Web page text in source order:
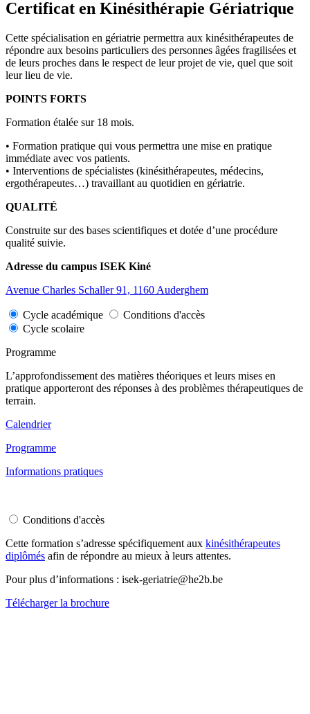
Certificat en Kinésithérapie Gériatrique
Cette spécialisation en gériatrie permettra aux kinésithérapeutes de
répondre aux besoins particuliers des personnes âgées fragilisées et
de leurs proches dans le respect de leur projet de vie, quel que soit
leur lieu de vie.
POINTS FORTS
Formation étalée sur 18 mois.
• Formation pratique qui vous permettra une mise en pratique
immédiate avec vos patients.
• Interventions de spécialistes (kinésithérapeutes, médecins,
ergothérapeutes…) travaillant au quotidien en gériatrie.
QUALITÉ
Construite sur des bases scientifiques et dotée d’une procédure
qualité suivie.
Adresse du campus ISEK Kiné
Avenue Charles Schaller 91, 1160 Auderghem
Cycle académique
Conditions d'accès
Cycle scolaire
Programme
L’approfondissement des matières théoriques et leurs mises en
pratique apporteront des réponses à des problèmes thérapeutiques de
terrain.
Calendrier
Programme
Informations pratiques
Conditions d'accès
Cette formation s’adresse spécifiquement aux kinésithérapeutes
diplômés afin de répondre au mieux à leurs attentes.
Pour plus d’informations : isek-geriatrie@he2b.be
Télécharger la brochure